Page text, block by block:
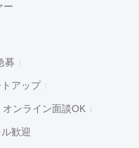
ー
募
アップ
オンライン面談OK
歓迎